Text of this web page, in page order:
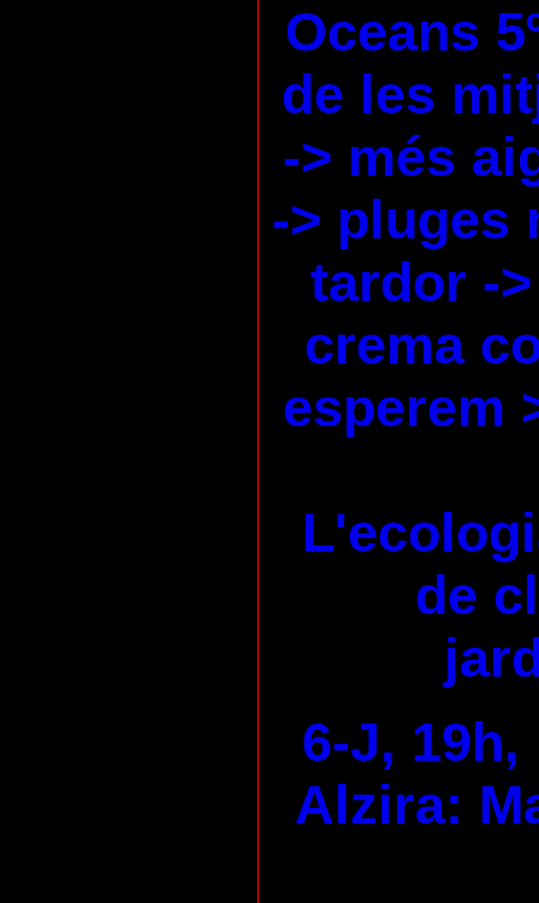
Oceans
de les
-> més
-> pluges
tardor -
crema
esperem
de
6-J, 19h,
Alzira: